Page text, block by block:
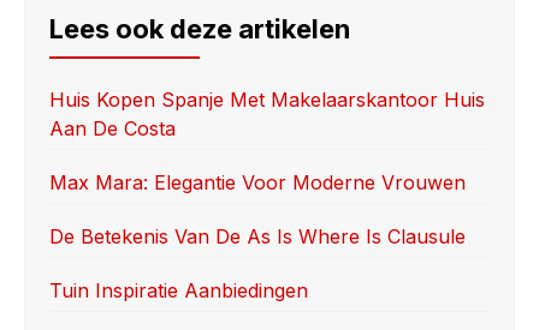
e
b
o
o
k
o
d
o
n
e
Lees ook deze artikelen
Huis Kopen Spanje Met Makelaarskantoor Huis
Aan De Costa
Max Mara: Elegantie Voor Moderne Vrouwen
De Betekenis Van De As Is Where Is Clausule
Tuin Inspiratie Aanbiedingen